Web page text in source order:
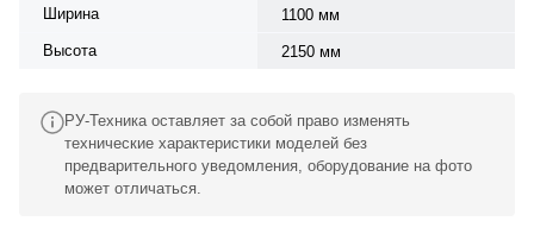
Ширина
1100 мм
Высота
2150 мм
РУ-Техника оставляет за собой право изменять
технические характеристики моделей без
предварительного уведомления, оборудование на фото
может отличаться.